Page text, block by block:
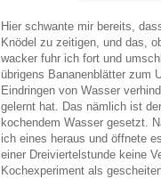
Hier schwante mir bereits,
Knödel zu zeitigen, und das,
wacker fuhr ich fort und
übrigens Bananenblätter zum
Eindringen von Wasser
gelernt hat. Das nämlich ist
kochendem Wasser gesetzt.
ich eines heraus und öffnete
einer Dreiviertelstunde keine
Kochexperiment als